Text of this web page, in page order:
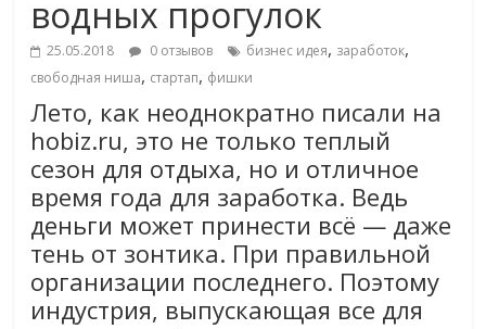
водных прогулок
25.05.2018 0 отзывов бизнес идея, заработок,
свободная ниша, стартап, фишки
Лето, как неоднократно писали на
hobiz.ru, это не только теплый
сезон для отдыха, но и отличное
время года для заработка. Ведь
деньги может принести всё — даже
тень от зонтика. При правильной
организации последнего. Поэтому
индустрия, выпускающая все для